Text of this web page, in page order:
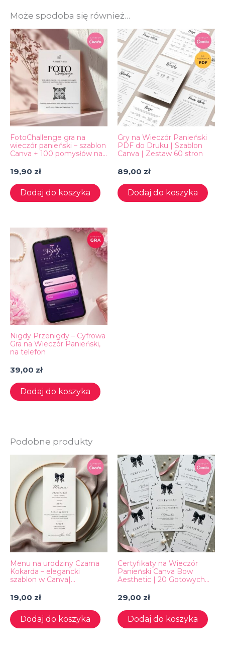
Może spodoba się również…
FotoChallenge gra na
wieczór panieński – szablon
Canva + 100 pomysłów na
19,90 zł
Dodaj do koszyka
Gry na Wieczór Panieński
PDF do Druku | Szablon
Canva | Zestaw 60 stron
89,00 zł
Dodaj do koszyka
Nigdy Przenigdy – Cyfrowa
Gra na Wieczór Panieński,
na telefon
39,00 zł
Dodaj do koszyka
Podobne produkty
Menu na urodziny Czarna
Kokarda – elegancki
szablon w Canva|
druku | DL
19,00 zł
Dodaj do koszyka
Certyfikaty na Wieczór
Panieński Canva Bow
Aesthetic | 20 Gotowych
A4 do Druku
29,00 zł
Dodaj do koszyka